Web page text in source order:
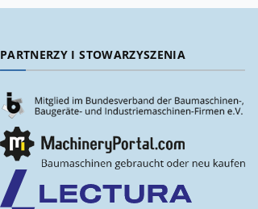
PARTNERZY I STOWARZYSZENIA